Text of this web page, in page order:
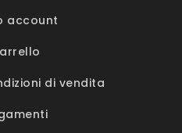
account
di vendita